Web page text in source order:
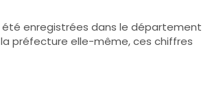
enregistrées dans le département
la préfecture elle-même, ces chiffres